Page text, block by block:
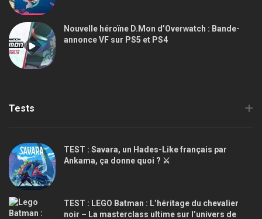
Nouvelle héroïne D.Mon d’Overwatch : Bande-
annonce VF sur PS5 et PS4
Tests
TEST : Savara, un Hades-Like français par
Ankama, ça donne quoi ? ⚔️
TEST : LEGO Batman : L’héritage du chevalier
noir – La masterclass ultime sur l’univers de